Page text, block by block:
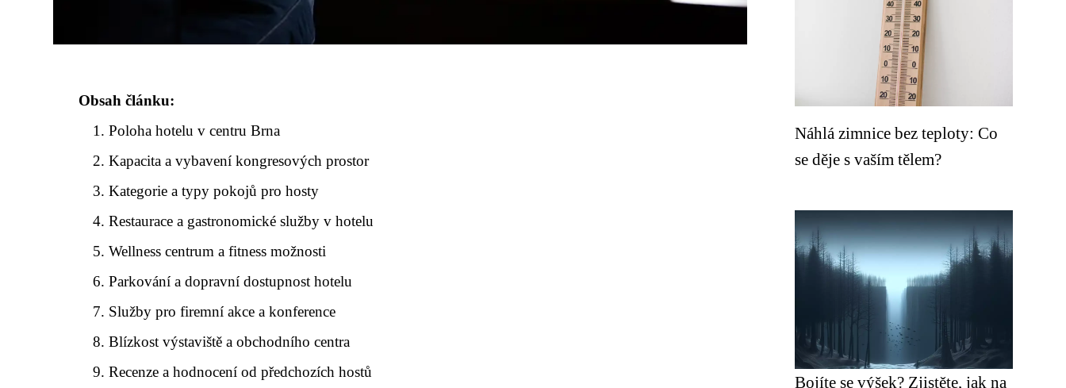
Obsah článku:
Poloha hotelu v centru Brna
Kapacita a vybavení kongresových prostor
Kategorie a typy pokojů pro hosty
Restaurace a gastronomické služby v hotelu
Wellness centrum a fitness možnosti
Parkování a dopravní dostupnost hotelu
Služby pro firemní akce a konference
Blízkost výstaviště a obchodního centra
Recenze a hodnocení od předchozích hostů
Náhlá zimnice bez teploty: Co
se děje s vaším tělem?
Bojíte se výšek? Zjistěte, jak na